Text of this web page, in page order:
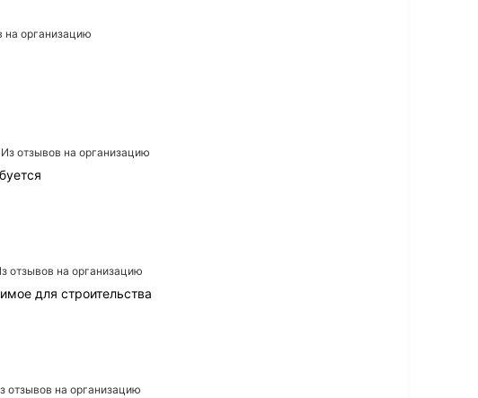
на организацию
Из отзывов на организацию
отзывов на организацию
для строительства
отзывов на организацию